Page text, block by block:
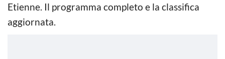
Etienne. Il programma completo e la classifica
aggiornata.